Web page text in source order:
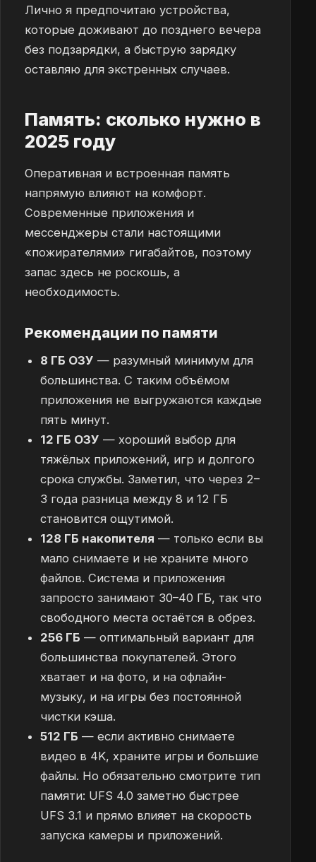
Лично я предпочитаю устройства,
которые доживают до позднего вечера
без подзарядки, а быструю зарядку
оставляю для экстренных случаев.
Память: сколько нужно в
2025 году
Оперативная и встроенная память
напрямую влияют на комфорт.
Современные приложения и
мессенджеры стали настоящими
«пожирателями» гигабайтов, поэтому
запас здесь не роскошь, а
необходимость.
Рекомендации по памяти
8 ГБ ОЗУ — разумный минимум для
большинства. С таким объёмом
приложения не выгружаются каждые
пять минут.
12 ГБ ОЗУ — хороший выбор для
тяжёлых приложений, игр и долгого
срока службы. Заметил, что через 2–
3 года разница между 8 и 12 ГБ
становится ощутимой.
128 ГБ накопителя — только если вы
мало снимаете и не храните много
файлов. Система и приложения
запросто занимают 30–40 ГБ, так что
свободного места остаётся в обрез.
256 ГБ — оптимальный вариант для
большинства покупателей. Этого
хватает и на фото, и на офлайн-
музыку, и на игры без постоянной
чистки кэша.
512 ГБ — если активно снимаете
видео в 4K, храните игры и большие
файлы. Но обязательно смотрите тип
памяти: UFS 4.0 заметно быстрее
UFS 3.1 и прямо влияет на скорость
запуска камеры и приложений.